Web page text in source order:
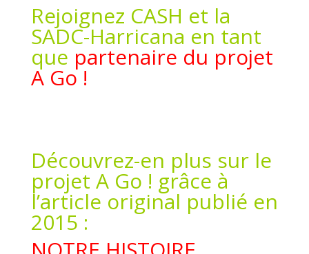
Rejoignez CASH et la
SADC-Harricana en tant
que partenaire du projet
A Go !
Découvrez-en plus sur le
projet A Go ! grâce à
l’article original publié en
2015 :